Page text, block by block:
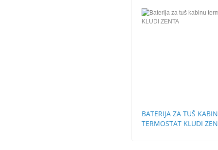
BATERIJA ZA TUŠ
TERMOSTAT KLUDI